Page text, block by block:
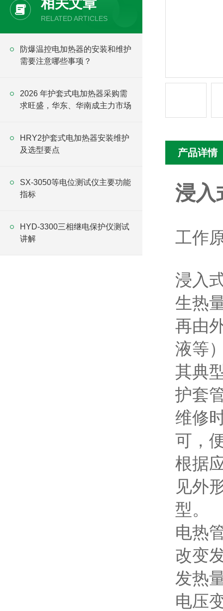
相关文章
RELATED ARTICLES
防爆温控电加热器的安装和维护
需要注意哪些事项？
2026 年护套式电加热器采购需
求旺盛，华东、华南成主力市场
HRY2护套式电加热器安装维护
及选型要点
SX-3050等电位测试仪主要功能
指标
HYD-3300三相继电保护仪测试
讲解
产品详情
浸入
工作
浸入
生热
再由
液等
其典
护套
维修
可，
根据
见外
型。
电热
改变
发热
电压